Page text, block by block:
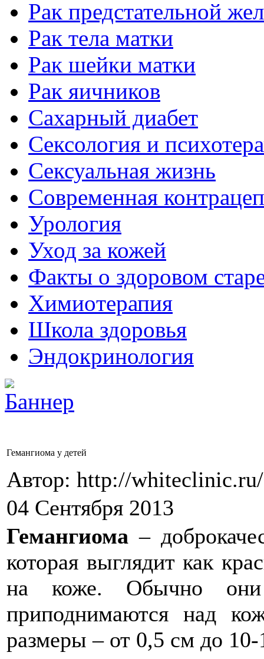
Рак предстательной
Рак тела матки
Рак шейки матки
Рак яичников
Сахарный диабет
Сексология и
Сексуальная жизнь
Современная
Урология
Уход за кожей
Факты о здоровом
Химиoтерапия
Школа здоровья
Эндокринология
Гемангиома у детей
Автор: http://
04 Сентября 2013
Гемангиома–
которая выглядит как
на коже. Обычно
приподнимаются над
размеры – от 0,5 см до